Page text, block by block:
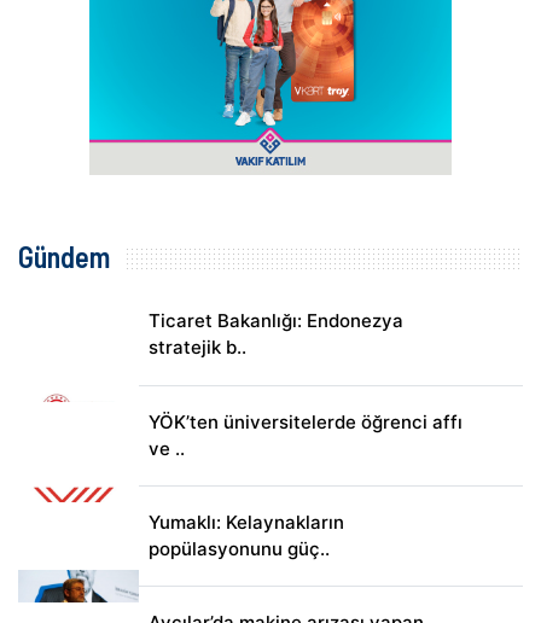
Gündem
Ticaret Bakanlığı: Endonezya
stratejik b..
YÖK’ten üniversitelerde öğrenci affı
ve ..
Yumaklı: Kelaynakların
popülasyonunu güç..